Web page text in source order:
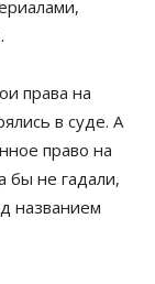
права на
в суде. А
право на
бы не гадали,
названием